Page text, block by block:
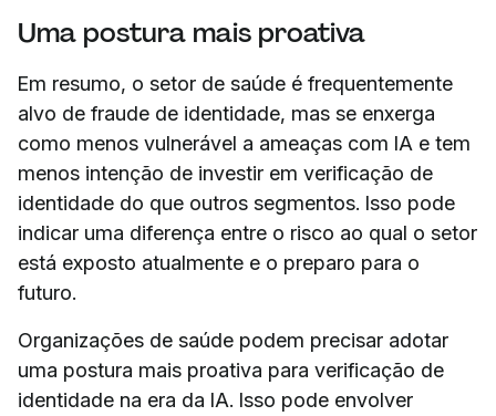
Uma postura mais proativa
Em resumo, o setor de saúde é frequentemente
alvo de fraude de identidade, mas se enxerga
como menos vulnerável a ameaças com IA e tem
menos intenção de investir em verificação de
identidade do que outros segmentos. Isso pode
indicar uma diferença entre o risco ao qual o setor
está exposto atualmente e o preparo para o
futuro.
Organizações de saúde podem precisar adotar
uma postura mais proativa para verificação de
identidade na era da IA. Isso pode envolver